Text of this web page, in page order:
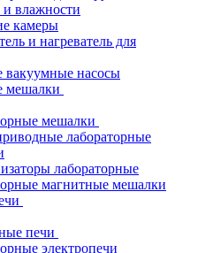
влажности
камеры
и нагреватель для
вакуумные насосы
мешалки
мешалки
лабораторные
лабораторные
магнитные мешалки
печи
электропечи